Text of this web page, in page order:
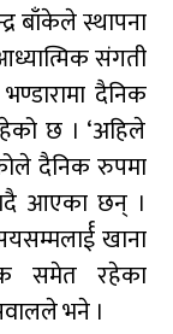
बाँकेले स्थापना
संगती
दैनिक
छ । ‘अहिले
दैनिक रुपमा
आएका छन् ।
खाना
समेत रहेका
भने ।